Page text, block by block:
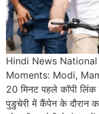
Hindi News
Moments: Modi,
20 मिनट पहले कॉपी
पुडुचेरी में कैंपेन के दौरान